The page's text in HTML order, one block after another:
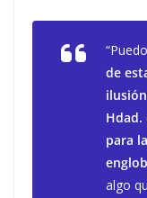
de
Hdad.
para
algo